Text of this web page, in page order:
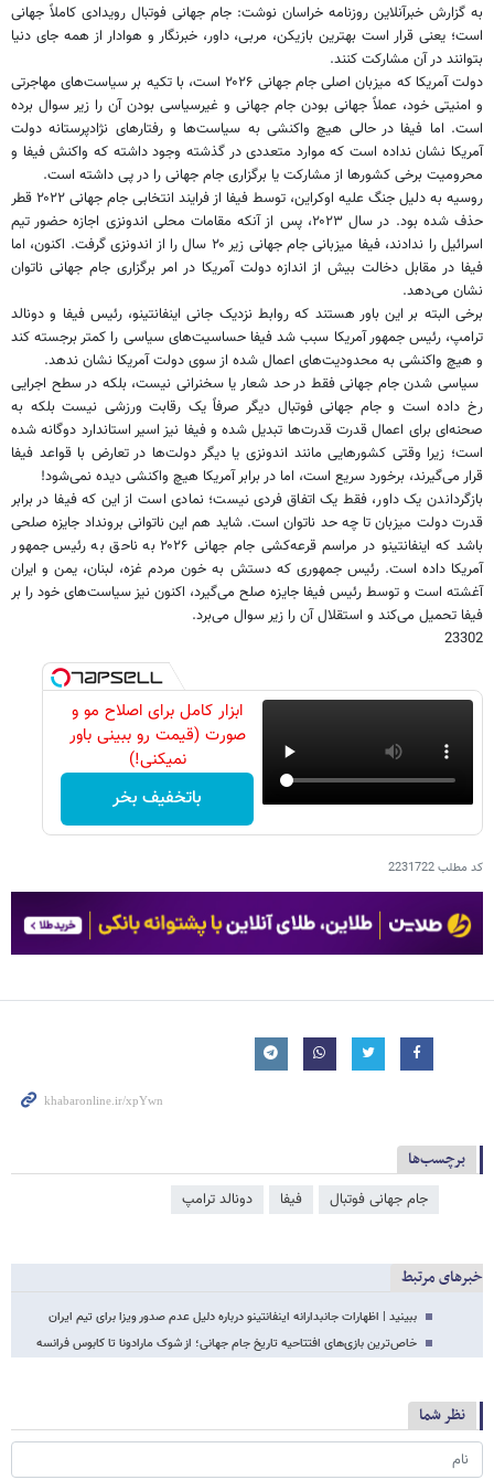
به گزارش خبرآنلاین روزنامه خراسان نوشت: جام جهانی فوتبال رویدادی کاملاً جهانی
است؛ یعنی قرار است بهترین‌ بازیکن، مربی، داور، خبرنگار و هوادار از همه جای دنیا
بتوانند در آن مشارکت کنند.
دولت آمریکا که میزبان اصلی جام جهانی ۲۰۲۶ است، با تکیه بر سیاست‌های مهاجرتی
و امنیتی خود، عملاً جهانی بودن جام جهانی و غیرسیاسی بودن آن را زیر سوال برده
است. اما فیفا در حالی هیچ واکنشی به سیاست‌ها و رفتارهای نژادپرستانه دولت
آمریکا نشان نداده است که موارد متعددی در گذشته وجود داشته که واکنش فیفا و
محرومیت برخی کشورها از مشارکت یا برگزاری جام جهانی را در پی داشته است.
روسیه به دلیل جنگ علیه اوکراین، توسط فیفا از فرایند انتخابی جام جهانی ۲۰۲۲ قطر
حذف شده بود. در سال ۲۰۲۳، پس از آنکه مقامات محلی اندونزی اجازه حضور تیم
اسرائیل را ندادند، فیفا میزبانی جام جهانی زیر ۲۰ سال را از اندونزی گرفت. اکنون، اما
فیفا در مقابل دخالت بیش از اندازه دولت آمریکا در امر برگزاری جام جهانی ناتوان
نشان می‌دهد.
برخی البته بر این باور هستند که روابط نزدیک جانی اینفانتینو، رئیس فیفا و دونالد
ترامپ، رئیس جمهور آمریکا سبب شد فیفا حساسیت‌های سیاسی را کمتر برجسته کند
و هیچ واکنشی به محدودیت‌های اعمال شده از سوی دولت آمریکا نشان ندهد.
سیاسی ‌شدن جام جهانی فقط در حد شعار یا سخنرانی نیست، بلکه در سطح اجرایی
رخ داده است و جام جهانی فوتبال دیگر صرفاً یک رقابت ورزشی نیست بلکه به
صحنه‌ای برای اعمال قدرت قدرت‌ها تبدیل شده و فیفا نیز اسیر استاندارد دوگانه شده
است؛ زیرا وقتی کشورهایی مانند اندونزی یا دیگر دولت‌ها در تعارض با قواعد فیفا
قرار می‌گیرند، برخورد سریع است، اما در برابر آمریکا هیچ واکنشی دیده نمی‌شود!
بازگرداندن یک داور، فقط یک اتفاق فردی نیست؛ نمادی است از این که فیفا در برابر
قدرت دولت میزبان تا چه حد ناتوان است. شاید هم این ناتوانی برونداد جایزه صلحی
باشد که اینفانتینو در مراسم قرعه‌کشی جام جهانی ۲۰۲۶ به ناحق به رئیس جمهور
آمریکا داده است. رئیس جمهوری که دستش به خون مردم غزه، لبنان، یمن و ایران
آغشته است و توسط رئیس فیفا جایزه صلح می‌گیرد، اکنون نیز سیاست‌های خود را بر
فیفا تحمیل می‌کند و استقلال آن را زیر سوال می‌برد.
23302
ابزار کامل برای اصلاح مو و
صورت (قیمت رو ببینی باور
نمیکنی!)
باتخفیف بخر
کد مطلب2231722
برچسب‌ها
جام جهانی فوتبال فیفا دونالد ترامپ
خبرهای مرتبط
ببینید | اظهارات جانبدارانه اینفانتینو درباره دلیل عدم صدور ویزا برای تیم ایران
خاص‌ترین بازی‌های افتتاحیه تاریخ جام جهانی؛ از شوک مارادونا تا کابوس فرانسه
نظر شما